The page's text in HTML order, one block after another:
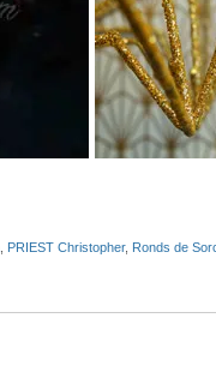
PRIEST Christopher, Ronds de